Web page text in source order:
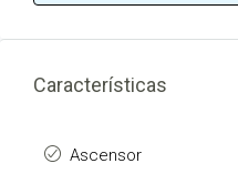
Características
Ascensor